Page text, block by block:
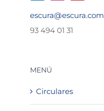
escura@escura.com
93 494 01 31
MENÚ
Circulares